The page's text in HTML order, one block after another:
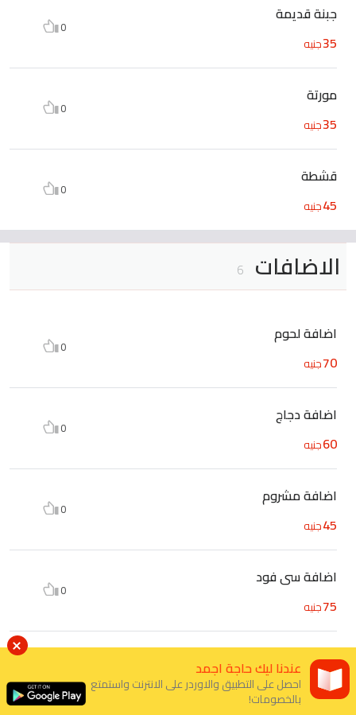
جبنة قديمة
35جنيه
0
مورتة
35جنيه
0
قشطة
45جنيه
0
الاضافات 6
اضافة لحوم
70جنيه
0
اضافة دجاج
60جنيه
0
اضافة مشروم
45جنيه
0
اضافة سى فود
75جنيه
0
اضافة جبنة
45جنيه
عندنا ليك حاجة اجمد
احصل على التطبيق والاوردر على الانترنت واستمتع
بالخصومات!